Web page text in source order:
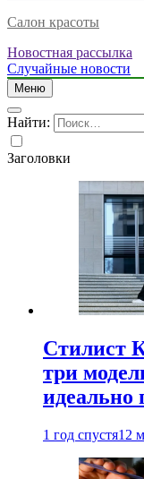
Салон красоты
Новостная рассылка
Случайные новости
Меню
Найти:
Заголовки
Стилист
три
идеально
1 год спустя12